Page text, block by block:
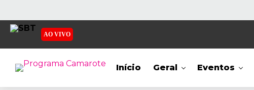
AO VIVO
Início Geral Eventos